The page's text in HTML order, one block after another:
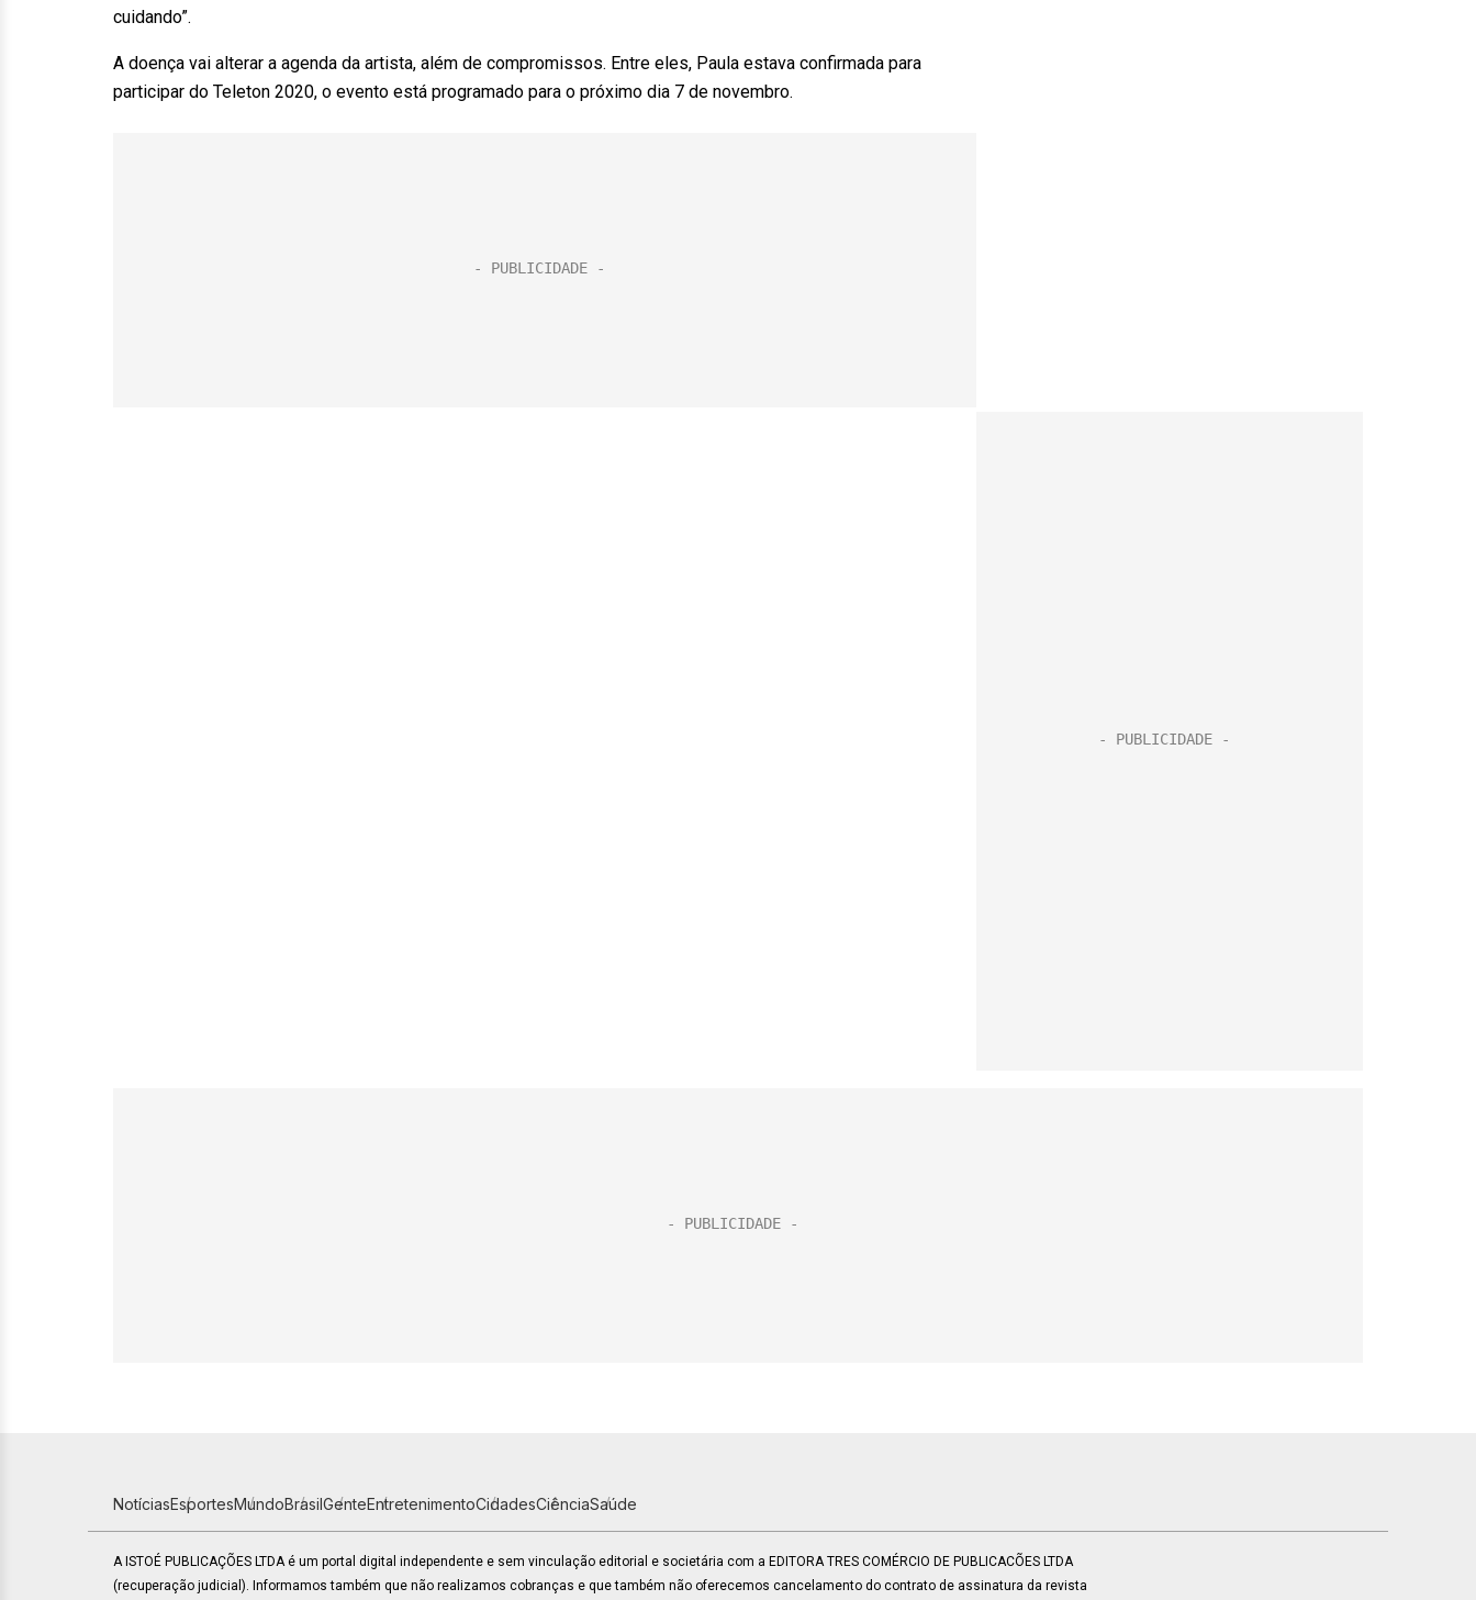
cuidando”.
A doença vai alterar a agenda da artista, além de compromissos. Entre eles, Paula estava confirmada para
participar do Teleton 2020, o evento está programado para o próximo dia 7 de novembro.
NotíciasEsportesMundoBrasilGenteEntretenimentoCidadesCiênciaSaúde
A ISTOÉ PUBLICAÇÕES LTDA é um portal digital independente e sem vinculação editorial e societária com a EDITORA TRES COMÉRCIO DE PUBLICACÕES LTDA
(recuperação judicial). Informamos também que não realizamos cobranças e que também não oferecemos cancelamento do contrato de assinatura da revista